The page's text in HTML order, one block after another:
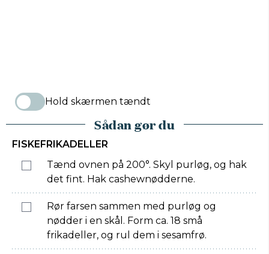
Hold skærmen tændt
Sådan gør du
FISKEFRIKADELLER
Tænd ovnen på 200°. Skyl purløg, og hak
det fint. Hak cashewnødderne.
Rør farsen sammen med purløg og
nødder i en skål. Form ca. 18 små
frikadeller, og rul dem i sesamfrø.